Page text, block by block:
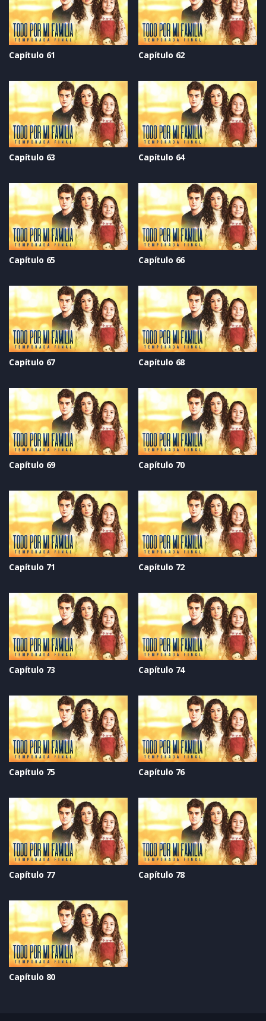
Capítulo 61 Capítulo 62
Capítulo 63 Capítulo 64
Capítulo 65 Capítulo 66
Capítulo 67 Capítulo 68
Capítulo 69 Capítulo 70
Capítulo 71 Capítulo 72
Capítulo 73 Capítulo 74
Capítulo 75 Capítulo 76
Capítulo 77 Capítulo 78
Capítulo 80